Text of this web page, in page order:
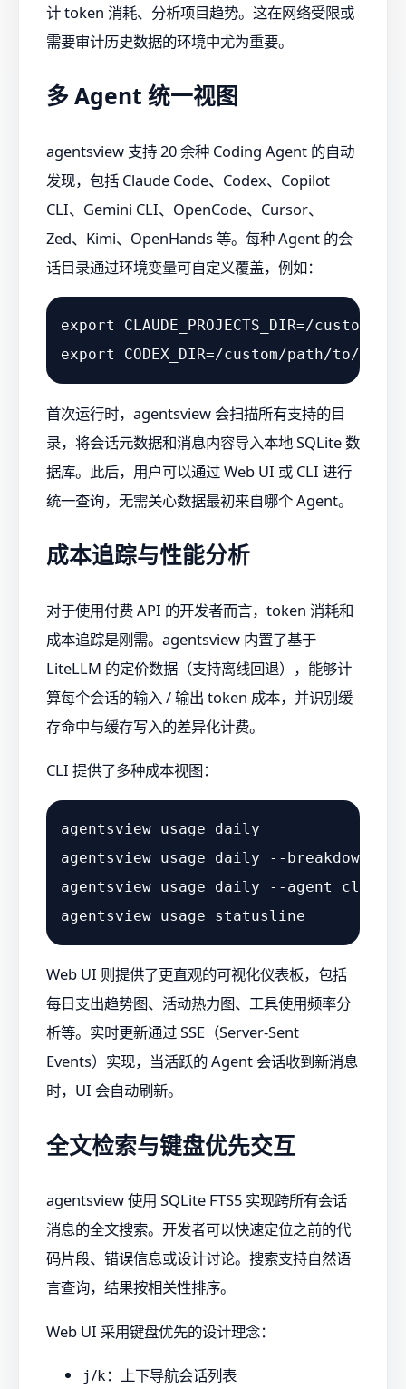
计 token 消耗、分析项目趋势。这在网络受限或
需要审计历史数据的环境中尤为重要。
多 Agent 统一视图
agentsview 支持 20 余种 Coding Agent 的自动
发现，包括 Claude Code、Codex、Copilot
CLI、Gemini CLI、OpenCode、Cursor、
Zed、Kimi、OpenHands 等。每种 Agent 的会
话目录通过环境变量可自定义覆盖，例如：
export
export
首次运行时，agentsview 会扫描所有支持的目
录，将会话元数据和消息内容导入本地 SQLite 数
据库。此后，用户可以通过 Web UI 或 CLI 进行
统一查询，无需关心数据最初来自哪个 Agent。
成本追踪与性能分析
对于使用付费 API 的开发者而言，token 消耗和
成本追踪是刚需。agentsview 内置了基于
LiteLLM 的定价数据（支持离线回退），能够计
算每个会话的输入 / 输出 token 成本，并识别缓
存命中与缓存写入的差异化计费。
CLI 提供了多种成本视图：
agentsview usage daily
agentsview usage daily --breakdown
agentsview usage daily --agent claude
agentsview usage statusline
Web UI 则提供了更直观的可视化仪表板，包括
每日支出趋势图、活动热力图、工具使用频率分
析等。实时更新通过 SSE（Server-Sent
Events）实现，当活跃的 Agent 会话收到新消息
时，UI 会自动刷新。
全文检索与键盘优先交互
agentsview 使用 SQLite FTS5 实现跨所有会话
消息的全文搜索。开发者可以快速定位之前的代
码片段、错误信息或设计讨论。搜索支持自然语
言查询，结果按相关性排序。
Web UI 采用键盘优先的设计理念：
j/k：上下导航会话列表